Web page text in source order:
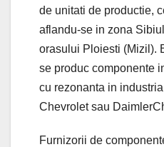
de unitati de productie,
aflandu-se in zona
orasului Ploiesti (Mizil).
se produc componente
cu rezonanta in
Chevrolet sau
Furnizorii de